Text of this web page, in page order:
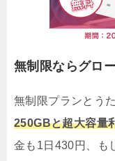
無制限ならグロ
無制限プランとう
250GBと超大容量
金も1日430円、も